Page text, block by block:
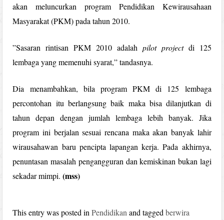
akan meluncurkan program Pendidikan Kewirausahaan
Masyarakat (PKM) pada tahun 2010.
”Sasaran rintisan PKM 2010 adalah pilot projectdi 125
lembaga yang memenuhi syarat,” tandasnya.
Dia menambahkan, bila program PKM di 125 lembaga
percontohan itu berlangsung baik maka bisa dilanjutkan di
tahun depan dengan jumlah lembaga lebih banyak. Jika
program ini berjalan sesuai rencana maka akan banyak lahir
wirausahawan baru pencipta lapangan kerja. Pada akhirnya,
penuntasan masalah pengangguran dan kemiskinan bukan lagi
sekadar mimpi.(mss)
This entry was posted inPendidikan and taggedberwira